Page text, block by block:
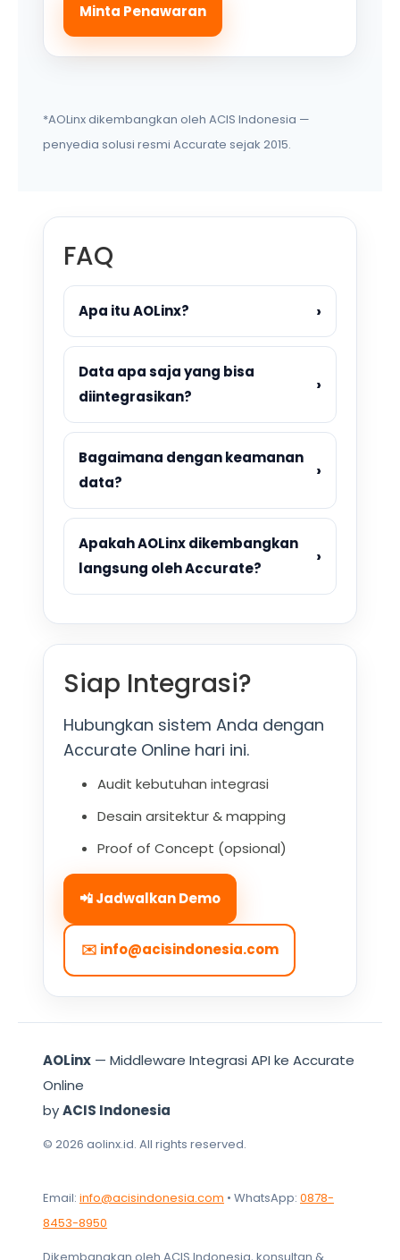
Minta Penawaran
*AOLinx dikembangkan oleh ACIS Indonesia —
penyedia solusi resmi Accurate sejak 2015.
FAQ
Apa itu AOLinx? ›
Data apa saja yang bisa
diintegrasikan?
›
Bagaimana dengan keamanan
data?
›
Apakah AOLinx dikembangkan
langsung oleh Accurate?
›
Siap Integrasi?
Hubungkan sistem Anda dengan
Accurate Online hari ini.
Audit kebutuhan integrasi
Desain arsitektur & mapping
Proof of Concept (opsional)
📲 Jadwalkan Demo
✉️ info@acisindonesia.com
AOLinx — Middleware Integrasi API ke Accurate
Online
byACIS Indonesia
© 2026 aolinx.id. All rights reserved.
Email: info@acisindonesia.com • WhatsApp: 0878-
8453-8950
Dikembangkan oleh ACIS Indonesia, konsultan &